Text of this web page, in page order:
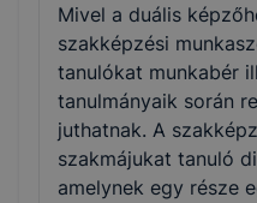
Mivel a duális
szakképzési
tanulókat munkabér
tanulmányaik során
juthatnak. A
szakmájukat tanuló
amelynek egy része